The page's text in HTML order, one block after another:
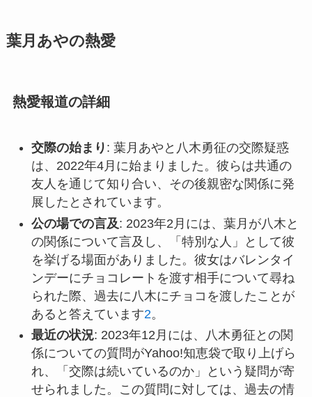
葉月あやの熱愛
熱愛報道の詳細
交際の始まり : 葉月あやと八木勇征の交際疑惑
は、2022年4月に始まりました。彼らは共通の
友人を通じて知り合い、その後親密な関係に発
展したとされています。
公の場での言及: 2023年2月には、葉月が八木と
の関係について言及し、「特別な人」として彼
を挙げる場面がありました。彼女はバレンタイ
ンデーにチョコレートを渡す相手について尋ね
られた際、過去に八木にチョコを渡したことが
あると答えています2。
最近の状況: 2023年12月には、八木勇征との関
係についての質問がYahoo!知恵袋で取り上げら
れ、「交際は続いているのか」という疑問が寄
せられました。この質問に対しては、過去の情